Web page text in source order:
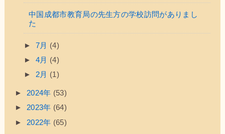
中国成都市教育局の先生方の学校訪問がありまし
た
► 7月 (4)
► 4月 (4)
► 2月 (1)
► 2024年 (53)
► 2023年 (64)
► 2022年 (65)